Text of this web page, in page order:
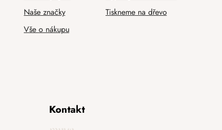
Naše značky
Vše o nákupu
Tiskneme na dřevo
Kontakt